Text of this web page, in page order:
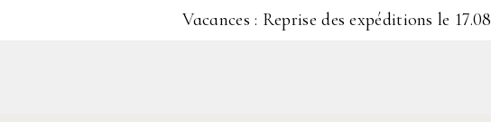
Vacances : Reprise des expéditions le 17.08